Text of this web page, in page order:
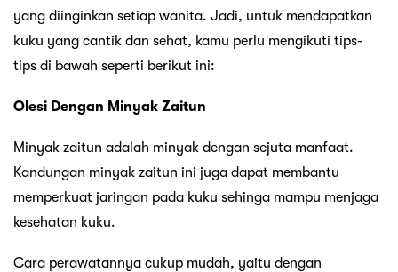
yang diinginkan setiap wanita. Jadi, untuk mendapatkan
kuku yang cantik dan sehat, kamu perlu mengikuti tips-
tips di bawah seperti berikut ini:
Olesi Dengan Minyak Zaitun
Minyak zaitun adalah minyak dengan sejuta manfaat.
Kandungan minyak zaitun ini juga dapat membantu
memperkuat jaringan pada kuku sehinga mampu menjaga
kesehatan kuku.
Cara perawatannya cukup mudah, yaitu dengan